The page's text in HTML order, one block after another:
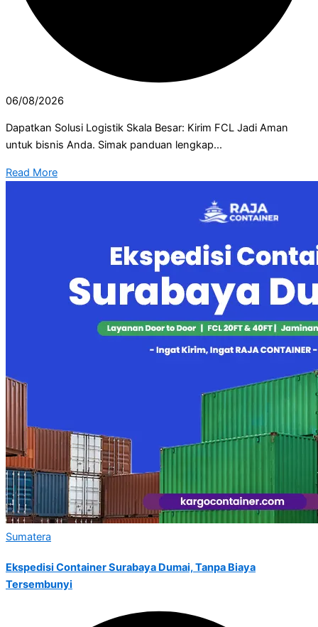
06/08/2026
Dapatkan Solusi Logistik Skala Besar: Kirim FCL Jadi Aman
untuk bisnis Anda. Simak panduan lengkap...
Read More
Sumatera
Ekspedisi Container Surabaya Dumai, Tanpa Biaya
Tersembunyi